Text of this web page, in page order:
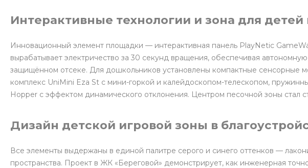
Интерактивные технологии и зона для
Инновационный элемент площадки — интерактивная панель PlayNetic
вырабатывает электричество за 30 секунд вращения, обеспечивая
защищённом отсеке. Для дошкольников установлены компактные сенсорные
комплекс UniMini Eza St с мини-горкой и калейдоскопом-телескопом,
Hopper с эффектом динамического отклонения. Центром песочной зоны
Дизайн детской игровой зоны в
Все элементы выдержаны в единой палитре серого и синего оттенков —
пространства. Проект в ЖК «Береговой» демонстрирует, как инженерная